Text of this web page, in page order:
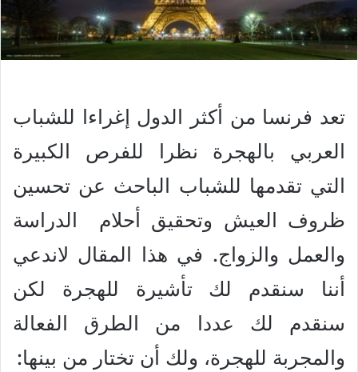
تعد فرنسا من أكثر الدول إغراءا للشباب
العربي بالهجرة نظرا للفرص الكبيرة
التي تقدمها للشباب الباحث عن تحسين
ظروف العيش وتحقيق أحلام الدراسة
والعمل والزواج. في هذا المقال لاندعي
أننا سنقدم لك تأشيرة للهجرة لكن
سنقدم لك عددا من الطرق الفعالة
والمجربة للهجرة، ولك أن تختار من بينها: